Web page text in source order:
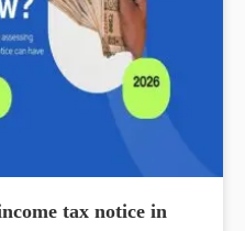
tax notice in